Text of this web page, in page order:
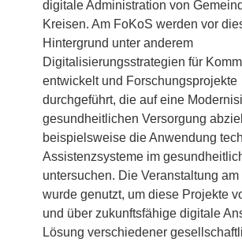
digitale Administration von
Kreisen. Am FoKoS werden vor
Hintergrund unter anderem
Digitalisierungsstrategien für
entwickelt und Forschungsprojekte
durchgeführt, die auf eine
gesundheitlichen Versorgung
beispielsweise die Anwendung
Assistenzsysteme im
untersuchen. Die Veranstaltung
wurde genutzt, um diese Projekte
und über zukunftsfähige digitale
Lösung verschiedener